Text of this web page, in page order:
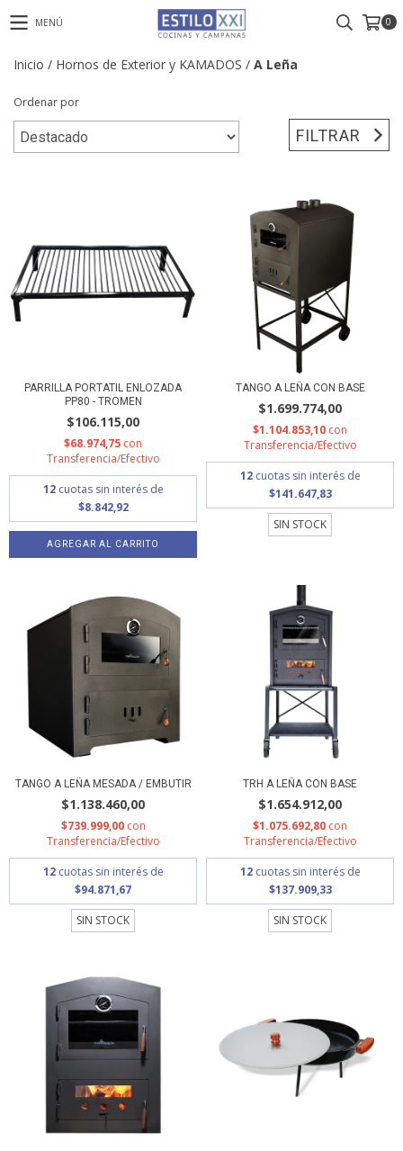
MENÚ 0
Inicio / Hornos de Exterior y KAMADOS / A Leña
Ordenar por
FILTRAR
PARRILLA PORTATIL ENLOZADA
PP80 - TROMEN
$106.115,00
$68.974,75 con
Transferencia/Efectivo
12 cuotas sin interés de
$8.842,92
TANGO A LEÑA CON BASE
$1.699.774,00
$1.104.853,10 con
Transferencia/Efectivo
12 cuotas sin interés de
$141.647,83
SIN STOCK
TANGO A LEÑA MESADA / EMBUTIR
$1.138.460,00
$739.999,00 con
Transferencia/Efectivo
12 cuotas sin interés de
$94.871,67
SIN STOCK
TRH A LEÑA CON BASE
$1.654.912,00
$1.075.692,80 con
Transferencia/Efectivo
12 cuotas sin interés de
$137.909,33
SIN STOCK